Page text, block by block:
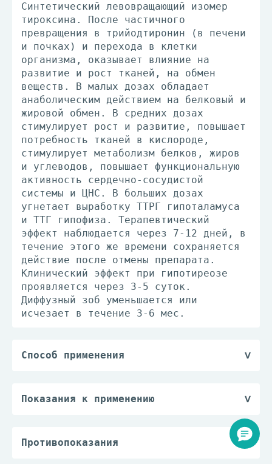
Синтетический левовращающий изомер
тироксина. После частичного
превращения в трийодтиронин (в печени
и почках) и перехода в клетки
организма, оказывает влияние на
развитие и рост тканей, на обмен
веществ. В малых дозах обладает
анаболическим действием на белковый и
жировой обмен. В средних дозах
стимулирует рост и развитие, повышает
потребность тканей в кислороде,
стимулирует метаболизм белков, жиров
и углеводов, повышает функциональную
активность сердечно-сосудистой
системы и ЦНС. В больших дозах
угнетает выработку ТТРГ гипоталамуса
и ТТГ гипофиза. Терапевтический
эффект наблюдается через 7-12 дней, в
течение этого же времени сохраняется
действие после отмены препарата.
Клинический эффект при гипотиреозе
проявляется через 3-5 суток.
Диффузный зоб уменьшается или
исчезает в течение 3-6 мес.
Способ применения
показаний. L-Тироксин в суточной дозе
количеством жидкости (полстакана
Показания к применению
— в качестве заместительной терапии и
для профилактики рецидива зоба после
Противопоказания